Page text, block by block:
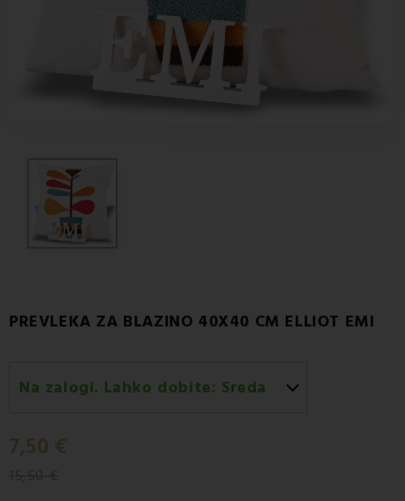
PREVLEKA ZA BLAZINO 40X40 CM ELLIOT EMI
Na zalogi. Lahko dobite: Sreda
7,50 €